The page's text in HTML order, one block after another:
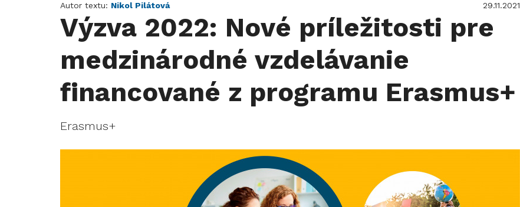
Autor textu: Nikol Pilátová 29.11.2021
Výzva 2022: Nové príležitosti pre
medzinárodné vzdelávanie
financované z programu Erasmus+
Erasmus+